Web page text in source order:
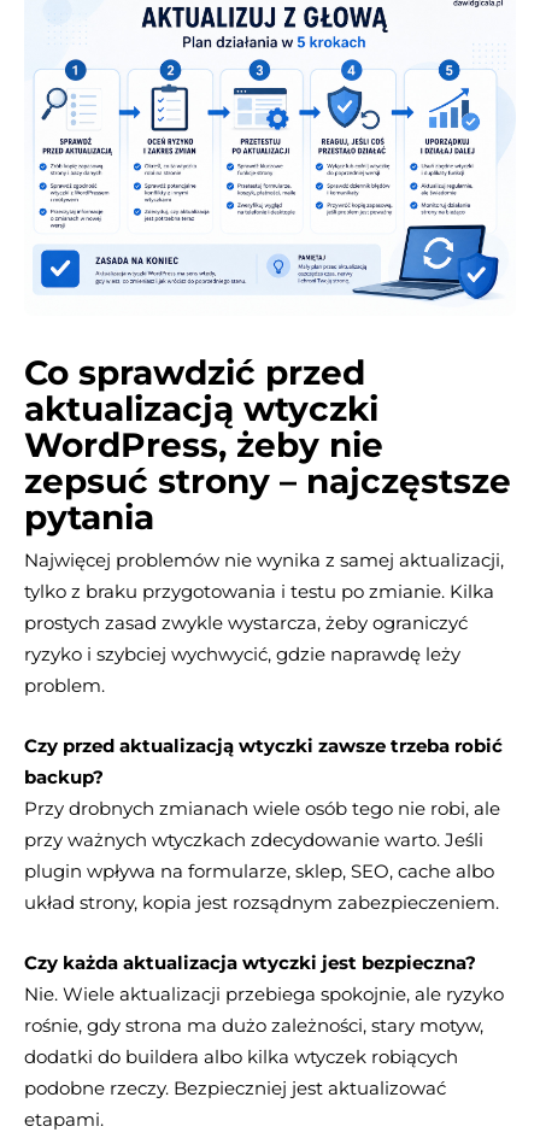
Co sprawdzić przed
aktualizacją wtyczki
WordPress, żeby nie
zepsuć strony – najczęstsze
pytania
Najwięcej problemów nie wynika z samej aktualizacji,
tylko z braku przygotowania i testu po zmianie. Kilka
prostych zasad zwykle wystarcza, żeby ograniczyć
ryzyko i szybciej wychwycić, gdzie naprawdę leży
problem.
Czy przed aktualizacją wtyczki zawsze trzeba robić
backup?
Przy drobnych zmianach wiele osób tego nie robi, ale
przy ważnych wtyczkach zdecydowanie warto. Jeśli
plugin wpływa na formularze, sklep, SEO, cache albo
układ strony, kopia jest rozsądnym zabezpieczeniem.
Czy każda aktualizacja wtyczki jest bezpieczna?
Nie. Wiele aktualizacji przebiega spokojnie, ale ryzyko
rośnie, gdy strona ma dużo zależności, stary motyw,
dodatki do buildera albo kilka wtyczek robiących
podobne rzeczy. Bezpieczniej jest aktualizować
etapami.